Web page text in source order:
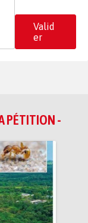
Valid
er
PÉTITION -